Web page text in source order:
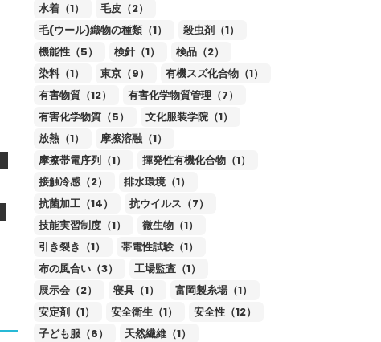
水着（1）
毛皮（2）
毛(ウール)織物の種類（1）
殺虫剤（1）
機能性（5）
検針（1）
検品（2）
染料（1）
東京（9）
有機スズ化合物（1）
有害物質（12）
有害化学物質管理（7）
有害化学物質（5）
文化服装学院（1）
放熱（1）
摩擦溶融（1）
摩擦帯電序列（1）
揮発性有機化合物（1）
接触冷感（2）
排水環境（1）
抗菌加工（14）
抗ウイルス（7）
技能実習制度（1）
微生物（1）
引き裂き（1）
帯電性試験（1）
布の風合い（3）
工場監査（1）
展示会（2）
寝具（1）
富岡製糸場（1）
安定剤（1）
安全衛生（1）
安全性（12）
子ども服（6）
天然繊維（1）